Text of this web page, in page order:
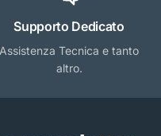
Supporto Dedicato
Assistenza Tecnica e tanto
altro.